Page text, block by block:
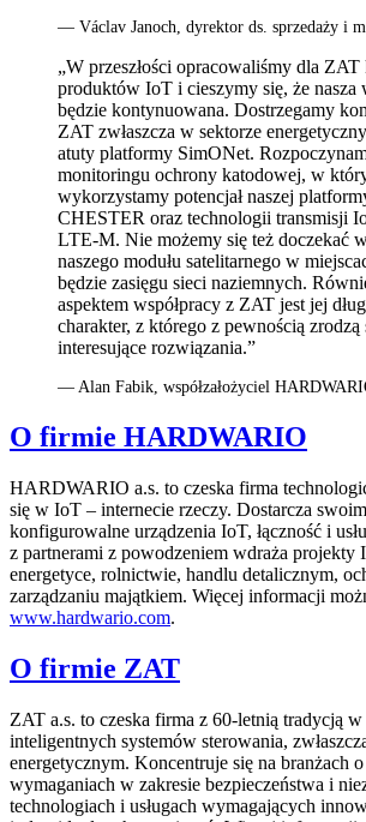
— Václav Janoch, dyrektor ds. sprzedaży i
„W przeszłości opracowaliśmy dla ZAT
produktów IoT i cieszymy się, że nasza
będzie kontynuowana. Dostrzegamy
ZAT zwłaszcza w sektorze
atuty platformy SimONet.
monitoringu ochrony katodowej, w
wykorzystamy potencjał naszej
CHESTER oraz technologii transmisji
LTE-M. Nie możemy się też doczekać
naszego modułu satelitarnego w
będzie zasięgu sieci naziemnych.
aspektem współpracy z ZAT jest jej
charakter, z którego z pewnością zrodzą
interesujące rozwiązania.”
— Alan Fabik, współzałożyciel
O firmie HARDWARIO
HARDWARIO a.s. to czeska firma
się w IoT – internecie rzeczy. Dostarcza
konfigurowalne urządzenia IoT, łączność i
z partnerami z powodzeniem wdraża
energetyce, rolnictwie, handlu detalicznym,
zarządzaniu majątkiem. Więcej informacji
www.hardwario.com.
O firmie ZAT
ZAT a.s. to czeska firma z 60-letnią tradycją w
inteligentnych systemów sterowania,
energetycznym. Koncentruje się na branżach
wymaganiach w zakresie bezpieczeństwa i
technologiach i usługach wymagających